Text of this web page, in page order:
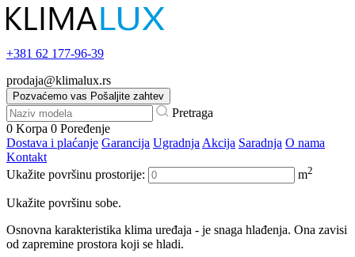
+381 62 177-96-39
prodaja@klimalux.rs
Pozvaćemo vas Pošaljite zahtev
Pretraga
0 Korpa 0 Poređenje
Dostava i plaćanje Garancija Ugradnja Akcija Saradnja O nama
Kontakt
Ukažite površinu prostorije:
m2
Ukažite površinu sobe.
Osnovna karakteristika klima uređaja - je snaga hlađenja. Ona zavisi
od zapremine prostora koji se hladi.